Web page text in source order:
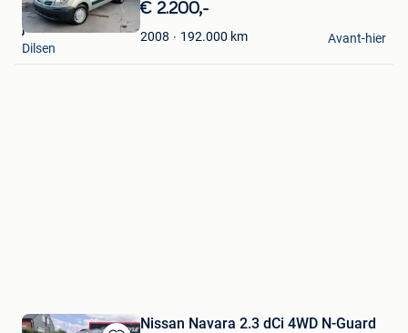
Mes
Favoris
€ 2.200,-
2008 192.000 km
jonatan
Dilsen
Avant-hier
Nissan Navara 2.3 dCi 4WD N-Guard